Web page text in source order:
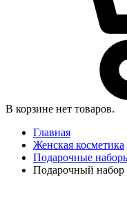
В корзине нет товаров.
Главная
Женская косметика
Подарочные
Подарочный